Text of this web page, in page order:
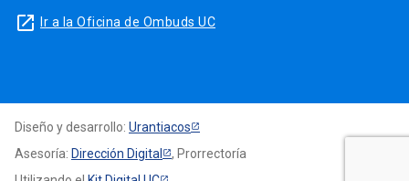
launch Ir a la Oficina de Ombuds UC
Diseño y desarrollo: Urantiacos
Asesoría: Dirección Digital
, Prorrectoría